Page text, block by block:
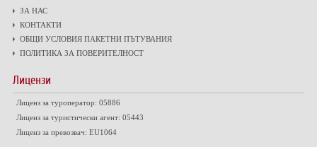
ЗА НАС
КОНТАКТИ
ОБЩИ УСЛОВИЯ ПАКЕТНИ ПЪТУВАНИЯ
ПОЛИТИКА ЗА ПОВЕРИТЕЛНОСТ
Лицензи
Лиценз за туроператор: 05886
Лиценз за туристически агент: 05443
Лиценз за превозвач: EU1064